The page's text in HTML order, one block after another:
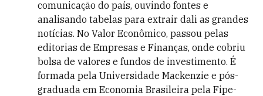
comunicação do país, ouvindo fontes e
analisando tabelas para extrair dali as grandes
notícias. No Valor Econômico, passou pelas
editorias de Empresas e Finanças, onde cobriu
bolsa de valores e fundos de investimento. É
formada pela Universidade Mackenzie e pós-
graduada em Economia Brasileira pela Fipe-